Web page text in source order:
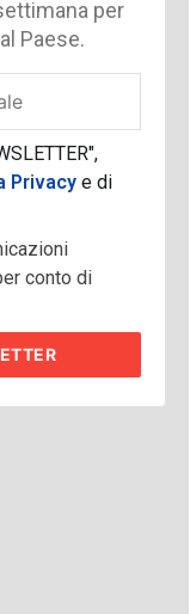
per
Paese.
Privacy e di
conto di